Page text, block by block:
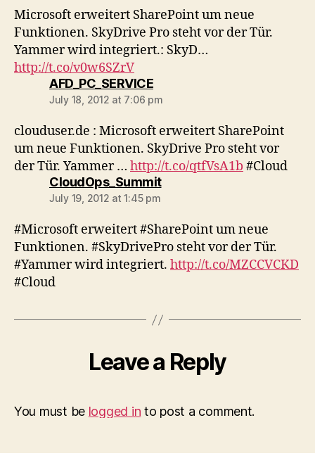
Microsoft erweitert SharePoint um neue
Funktionen. SkyDrive Pro steht vor der Tür.
Yammer wird integriert.: SkyD…
http://t.co/v0w6SZrV
AFD_PC_SERVICEsays:
July 18, 2012 at 7:06 pm
clouduser.de : Microsoft erweitert SharePoint
um neue Funktionen. SkyDrive Pro steht vor
der Tür. Yammer … http://t.co/qtfVsA1b #Cloud
CloudOps_Summitsays:
July 19, 2012 at 1:45 pm
#Microsoft erweitert #SharePoint um neue
Funktionen. #SkyDrivePro steht vor der Tür.
#Yammer wird integriert. http://t.co/MZCCVCKD
#Cloud
Leave a Reply
You must be logged in to post a comment.